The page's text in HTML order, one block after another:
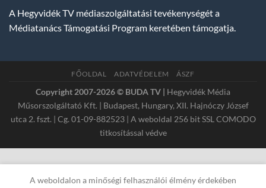
A Hegyvidék TV médiaszolgáltatási tevékenységét a
Médiatanács Támogatási Program keretében támogatja.
FŐOLDAL ADATVÉDELEM ÁSZF
Copyright 2007-2026 © BUDA TV | Hegyvidék Média
Műsorszolgáltató Kft. | Budapest, Hungary, XII. Hajnóczy József
utca 2. fszt. | Cg. 01-09-882523 | A weboldal 256 bit SSL COMODO
titkosítással védve
A weboldalon a minőségi felhasználói élmény érdekében